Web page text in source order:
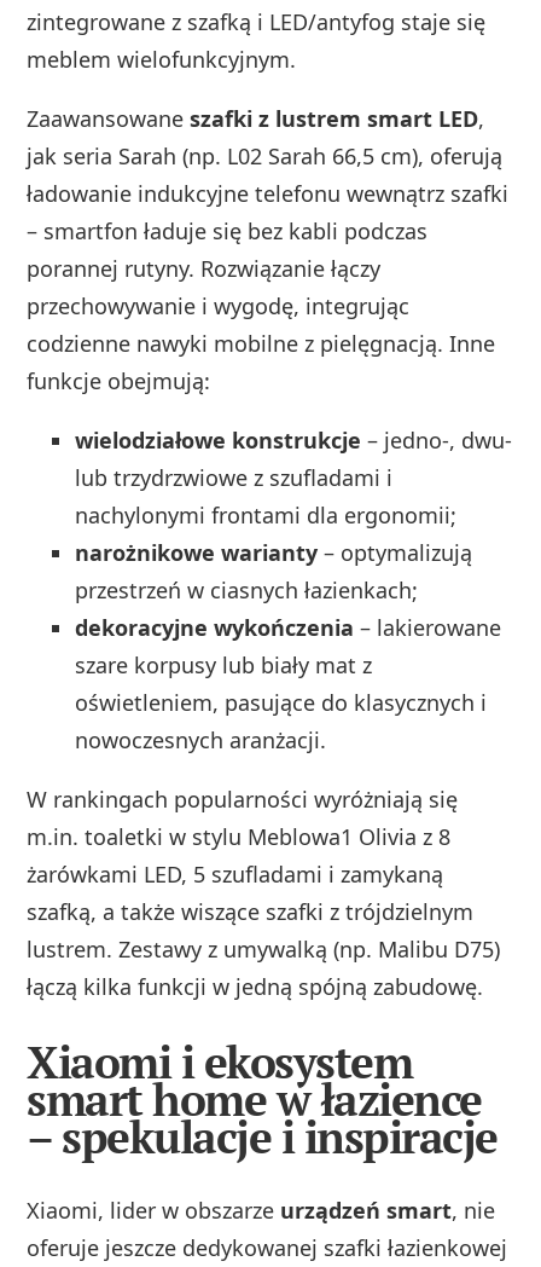
zintegrowane z szafką i LED/antyfog staje się
meblem wielofunkcyjnym.
Zaawansowaneszafki z lustrem smart LED,
jak seria Sarah (np. L02 Sarah 66,5 cm), oferują
ładowanie indukcyjne telefonu wewnątrz szafki
– smartfon ładuje się bez kabli podczas
porannej rutyny. Rozwiązanie łączy
przechowywanie i wygodę, integrując
codzienne nawyki mobilne z pielęgnacją. Inne
funkcje obejmują:
wielodziałowe konstrukcje – jedno-, dwu-
lub trzydrzwiowe z szufladami i
nachylonymi frontami dla ergonomii;
narożnikowe warianty – optymalizują
przestrzeń w ciasnych łazienkach;
dekoracyjne wykończenia – lakierowane
szare korpusy lub biały mat z
oświetleniem, pasujące do klasycznych i
nowoczesnych aranżacji.
W rankingach popularności wyróżniają się
m.in. toaletki w stylu Meblowa1 Olivia z 8
żarówkami LED, 5 szufladami i zamykaną
szafką, a także wiszące szafki z trójdzielnym
lustrem. Zestawy z umywalką (np. Malibu D75)
łączą kilka funkcji w jedną spójną zabudowę.
Xiaomi i ekosystem
smart home w łazience
– spekulacje i inspiracje
Xiaomi, lider w obszarze urządzeń smart, nie
oferuje jeszcze dedykowanej szafki łazienkowej